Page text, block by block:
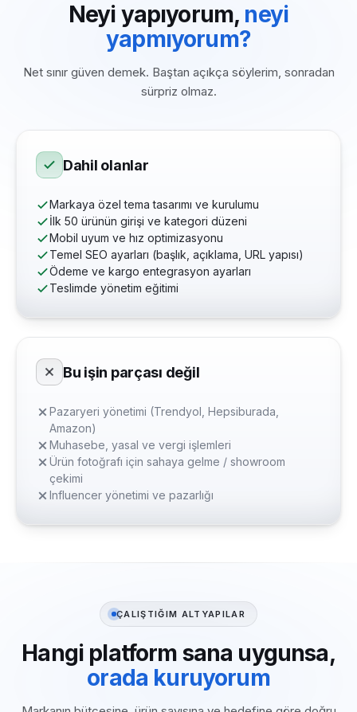
Neyi yapıyorum, neyi
yapmıyorum?
Net sınır güven demek. Baştan açıkça söylerim, sonradan
sürpriz olmaz.
Dahil olanlar
Markaya özel tema tasarımı ve kurulumu
İlk 50 ürünün girişi ve kategori düzeni
Mobil uyum ve hız optimizasyonu
Temel SEO ayarları (başlık, açıklama, URL yapısı)
Ödeme ve kargo entegrasyon ayarları
Teslimde yönetim eğitimi
Bu işin parçası değil
Pazaryeri yönetimi (Trendyol, Hepsiburada,
Amazon)
Muhasebe, yasal ve vergi işlemleri
Ürün fotoğrafı için sahaya gelme / showroom
çekimi
Influencer yönetimi ve pazarlığı
ÇALIŞTIĞIM ALTYAPILAR
Hangi platform sana uygunsa,
orada kuruyorum